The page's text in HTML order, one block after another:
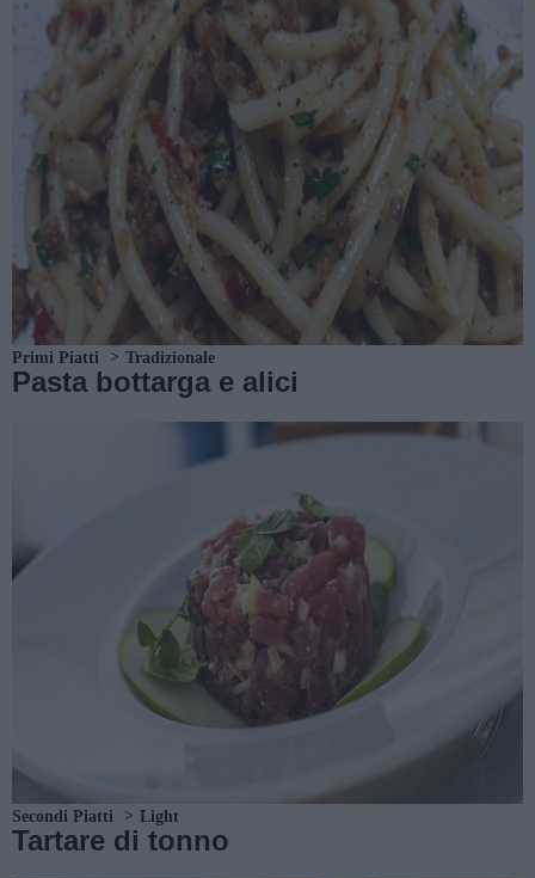
Primi Piatti Tradizionale
Pasta bottarga e alici
Secondi Piatti Light
Tartare di tonno